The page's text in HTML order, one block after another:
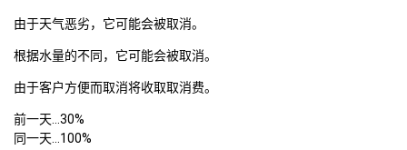
由于天气恶劣，它可能会被取消。
根据水量的不同，它可能会被取消。
由于客户方便而取消将收取取消费。
前一天...30%
同一天...100%